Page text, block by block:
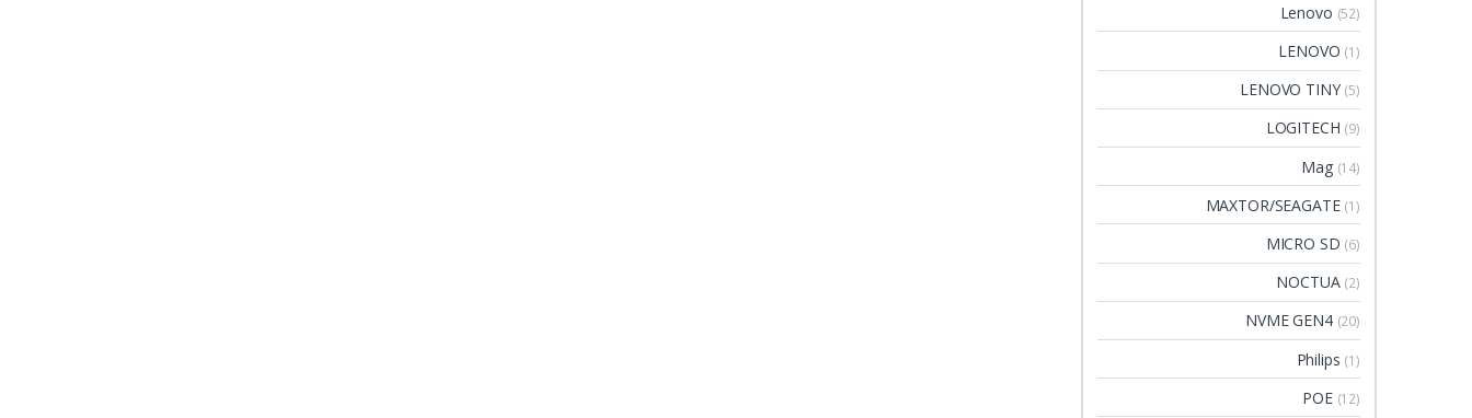
Lenovo (52)
LENOVO (1)
LENOVO TINY (5)
LOGITECH (9)
Mag (14)
MAXTOR/SEAGATE (1)
MICRO SD (6)
NOCTUA (2)
NVME GEN4 (20)
Philips (1)
POE (12)